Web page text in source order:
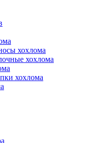
хохлома
хохлома
хохлома